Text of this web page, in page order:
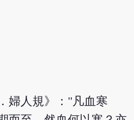
婦人規》："凡血寒